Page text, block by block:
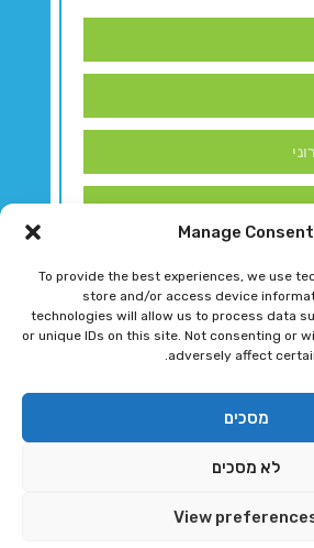
Manage Consent
To provide the best experiences, we use
store and/or access device
technologies will allow us to process data
or unique IDs on this site. Not consenting or
adversely affect
מסכים
לא מסכים
View